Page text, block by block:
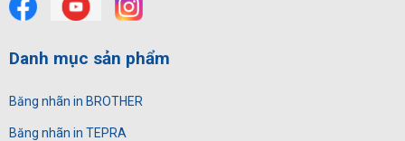
Danh mục sản phẩm
Băng nhãn in BROTHER
Băng nhãn in TEPRA